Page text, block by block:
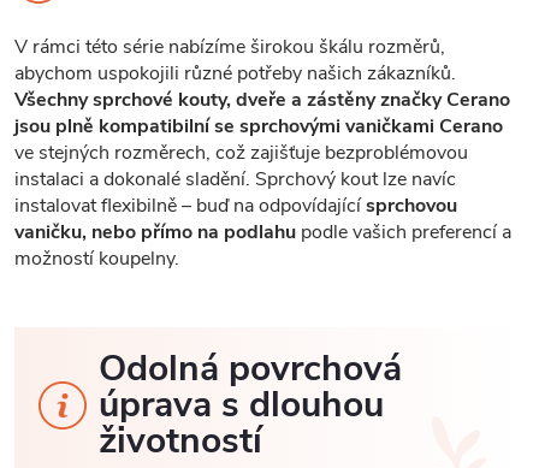
V rámci této série nabízíme širokou škálu rozměrů,
abychom uspokojili různé potřeby našich zákazníků.
Všechny sprchové kouty, dveře a zástěny značky Cerano
jsou plně kompatibilní se sprchovými vaničkami Cerano
ve stejných rozměrech, což zajišťuje bezproblémovou
instalaci a dokonalé sladění. Sprchový kout lze navíc
instalovat flexibilně – buď na odpovídajícísprchovou
vaničku, nebo přímo na podlahu podle vašich preferencí a
možností koupelny.
Odolná povrchová
úprava s dlouhou
životností